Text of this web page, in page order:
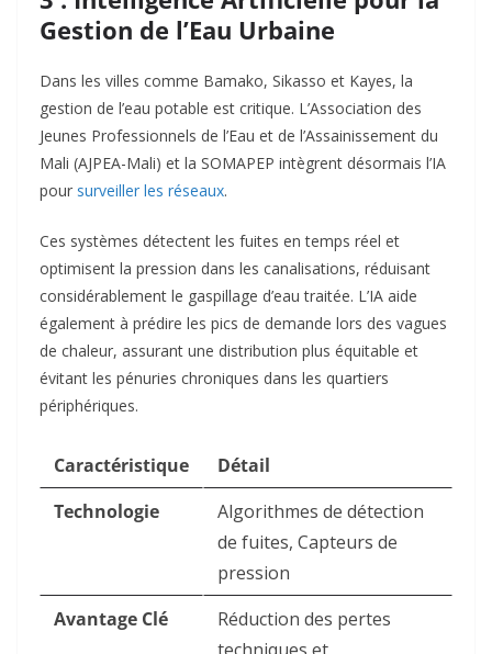
Gestion de l’Eau Urbaine
Dans les villes comme Bamako, Sikasso et Kayes, la
gestion de l’eau potable est critique. L’Association des
Jeunes Professionnels de l’Eau et de l’Assainissement du
Mali (AJPEA-Mali) et la SOMAPEP intègrent désormais l’IA
pour surveiller les réseaux.
Ces systèmes détectent les fuites en temps réel et
optimisent la pression dans les canalisations, réduisant
considérablement le gaspillage d’eau traitée. L’IA aide
également à prédire les pics de demande lors des vagues
de chaleur, assurant une distribution plus équitable et
évitant les pénuries chroniques dans les quartiers
périphériques.
Caractéristique
Détail
Technologie
Algorithmes de détection
de fuites, Capteurs de
pression
Avantage Clé
Réduction des pertes